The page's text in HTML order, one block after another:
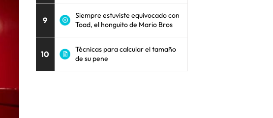
9
Siempre estuviste equivocado con
Toad, el honguito de Mario Bros
10
Técnicas para calcular el tamaño
de su pene